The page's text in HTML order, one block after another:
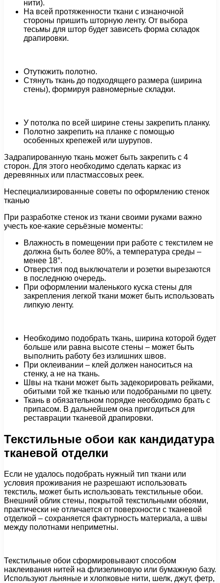
нити).
На всей протяженности ткани с изнаночной
стороны пришить шторную ленту. От выбора
тесьмы для штор будет зависеть форма складок
драпировки.
Отутюжить полотно.
Стянуть ткань до подходящего размера (ширина
стены), формируя равномерные складки.
У потолка по всей ширине стены закрепить планку.
Полотно закрепить на планке с помощью
особенных крепежей или шурупов.
Задрапированную ткань может быть закрепить с 4
сторон. Для этого необходимо сделать каркас из
деревянных или пластмассовых реек.
Неспециализированные советы по оформлению стенок
тканью
При разработке стенок из ткани своими руками важно
учесть кое-какие серьёзные моменты:
Влажность в помещении при работе с текстилем не
должна быть более 80%, а температура среды –
менее 18°.
Отверстия под выключатели и розетки вырезаются
в последнюю очередь.
При оформлении маленького куска стены для
закрепления легкой ткани может быть использовать
липкую ленту.
Необходимо подобрать ткань, ширина которой будет
больше или равна высоте стены – может быть
выполнить работу без излишних швов.
При оклеивании – клей должен наноситься на
стенку, а не на ткань.
Швы на ткани может быть задекорировать рейками,
обитыми той же тканью или подобраными по цвету.
Ткань в обязательном порядке необходимо брать с
припасом. В дальнейшем она пригодиться для
реставрации тканевой драпировки.
Текстильные обои как кандидатура
тканевой отделки
Если не удалось подобрать нужный тип ткани или
условия проживания не разрешают использовать
текстиль, может быть использовать текстильные обои.
Внешний облик стены, покрытой текстильными обоями,
практически не отличается от поверхности с тканевой
отделкой – сохраняется фактурность материала, а швы
между полотнами неприметны.
Текстильные обои сформировывают способом
наклеивания нитей на флизелиновую или бумажную базу.
Используют льняные и хлопковые нити, шелк, джут, фетр,